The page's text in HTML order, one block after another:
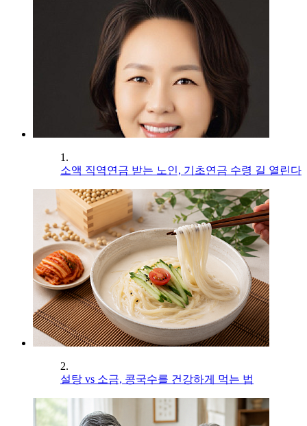
1.
소액 직역연금 받는 노인, 기초연금 수령 길 열린다
2.
설탕 vs 소금, 콩국수를 건강하게 먹는 법